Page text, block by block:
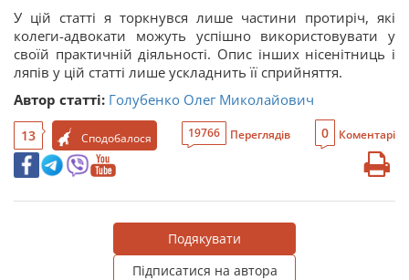
У цій статті я торкнувся лише частини протиріч, які
колеги-адвокати можуть успішно використовувати у
своїй практичній діяльності. Опис інших нісенітниць і
ляпів у цій статті лише ускладнить її сприйняття.
Автор статті: Голубенко Олег Миколайович
13 Сподобалося 19766 Переглядів 0 Коментарі
Подякувати
Підписатися на автора